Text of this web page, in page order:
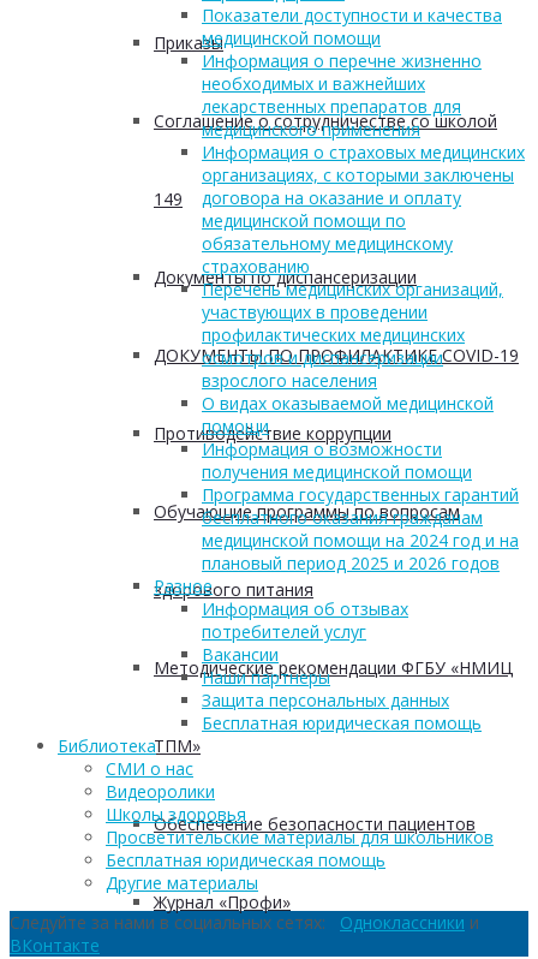
Приказы
Соглашение о сотрудничестве со школой
149
Документы по диспансеризации
ДОКУМЕНТЫ ПО ПРОФИЛАКТИКЕ COVID-19
Противодействие коррупции
Обучающие программы по вопросам
здорового питания
Методические рекомендации ФГБУ «НМИЦ
ТПМ»
Обеспечение безопасности пациентов
Журнал «Профи»
Показатели доступности и качества
медицинской помощи
Информация о перечне жизненно
необходимых и важнейших
лекарственных препаратов для
медицинского применения
Информация о страховых медицинских
организациях, с которыми заключены
договора на оказание и оплату
медицинской помощи по
обязательному медицинскому
страхованию
Перечень медицинских организаций,
участвующих в проведении
профилактических медицинских
осмотров и диспансеризации
взрослого населения
О видах оказываемой медицинской
помощи
Информация о возможности
получения медицинской помощи
Программа государственных гарантий
бесплатного оказания гражданам
медицинской помощи на 2024 год и на
плановый период 2025 и 2026 годов
Разное
Информация об отзывах
потребителей услуг
Вакансии
Наши партнеры
Защита персональных данных
Бесплатная юридическая помощь
Библиотека
СМИ о нас
Видеоролики
Школы здоровья
Просветительские материалы для школьников
Бесплатная юридическая помощь
Другие материалы
Следуйте за нами в социальных сетях: Одноклассники и
ВКонтакте